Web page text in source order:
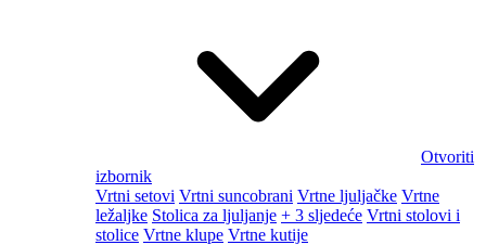
Otvoriti
izbornik
Vrtni setovi Vrtni suncobrani Vrtne ljuljačke Vrtne
ležaljke Stolica za ljuljanje + 3 sljedeće Vrtni stolovi i
stolice Vrtne klupe Vrtne kutije